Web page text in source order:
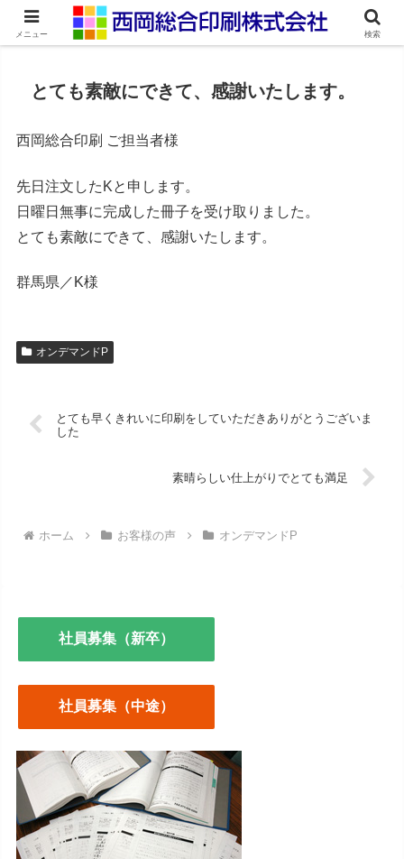
ネット印刷通販・オンデマンド印刷
とても素敵にできて、感謝いたします。
西岡総合印刷 ご担当者様
先日注文したKと申します。
日曜日無事に完成した冊子を受け取りました。
とても素敵にできて、感謝いたします。
群馬県／K様
オンデマンドP
とても早くきれいに印刷をしていただきありがとうございま
した
素晴らしい仕上がりでとても満足
ホーム お客様の声 オンデマンドP
社員募集（新卒）
社員募集（中途）
メニュー 検索